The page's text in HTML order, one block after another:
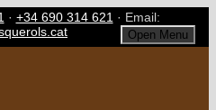
· +34 690 314 621 · Email:
Open Menu